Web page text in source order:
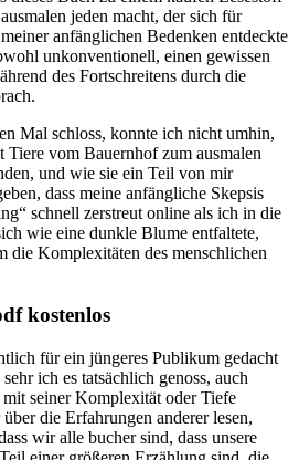
jeden macht, der sich für
anfänglichen Bedenken entdeckte
unkonventionell, einen gewissen
des Fortschreitens durch die
Mal schloss, konnte ich nicht umhin,
vom Bauernhof zum ausmalen
und wie sie ein Teil von mir
dass meine anfängliche Skepsis
schnell zerstreut online als ich in die
wie eine dunkle Blume entfaltete,
die Komplexitäten des menschlichen
kostenlos
für ein jüngeres Publikum gedacht
ich es tatsächlich genoss, auch
seiner Komplexität oder Tiefe
die Erfahrungen anderer lesen,
wir alle bucher sind, dass unsere